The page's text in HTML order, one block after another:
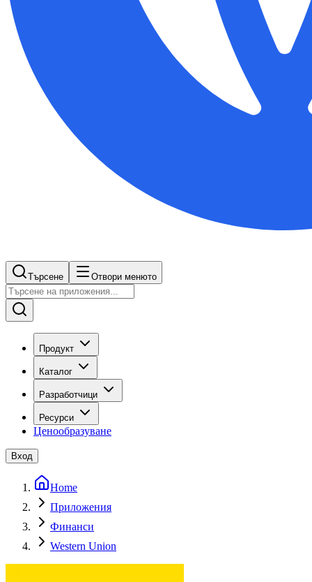
Търсене Отвори менюто
Продукт
Каталог
Разработчици
Ресурси
Ценообразуване
Вход
Home
Приложения
Финанси
Western Union